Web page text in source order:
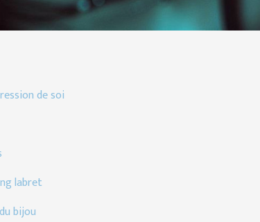
de soi
labret
bijou